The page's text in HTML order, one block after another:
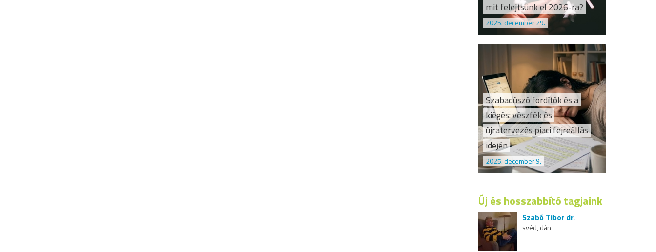
mit felejtsünk el 2026-ra?
2025. december 29.
Szabadúszó fordítók és a
kiégés: vészfék és
újratervezés piaci fejreállás
idején
2025. december 9.
Új és hosszabbító tagjaink
Szabó Tibor dr.
svéd, dán